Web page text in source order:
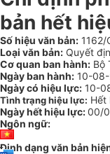
bản hết
Số hiệu văn bản:
Loại văn bản: Quyết
Cơ quan ban hành: Bộ
Ngày ban hành: 10-
Ngày có hiệu lực: 10-
Tình trạng hiệu lực: Hết
Ngày hết hiệu lực:00/
Ngôn ngữ:
Định dạng văn bản